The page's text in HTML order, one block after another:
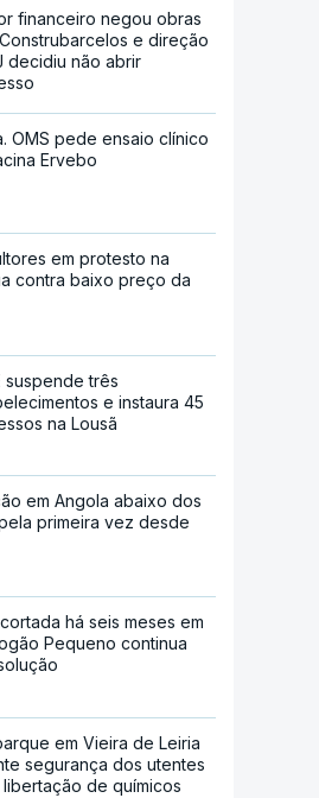
financeiro negou obras
e direção
decidiu não abrir
OMS pede ensaio clínico
Ervebo
em protesto na
contra baixo preço da
suspende três
e instaura 45
na Lousã
em Angola abaixo dos
primeira vez desde
há seis meses em
Pequeno continua
em Vieira de Leiria
segurança dos utentes
de químicos